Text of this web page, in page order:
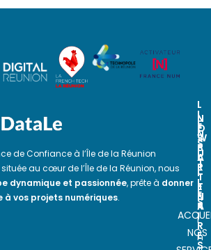
de Confiance à l’Île de la Réunion
au cœur de l’Île de la Réunion, nous
dynamique et passionnée, prête à donner
à vos projets numériques.
L
I
E
N
S
U
T
I
L
E
S
NOS
N
O
S
P
A
R
T
E
N
A
I
R
E
S
N
E
W
S
L
E
T
T
E
R
I
n